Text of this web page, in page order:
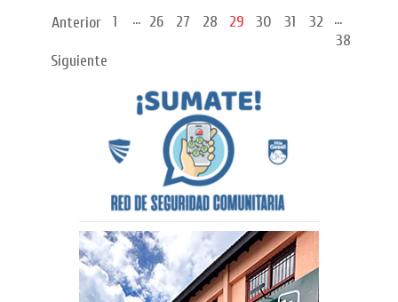
Anterior 1 ... 26 27 28 29 30 31 32
...
38
Siguiente